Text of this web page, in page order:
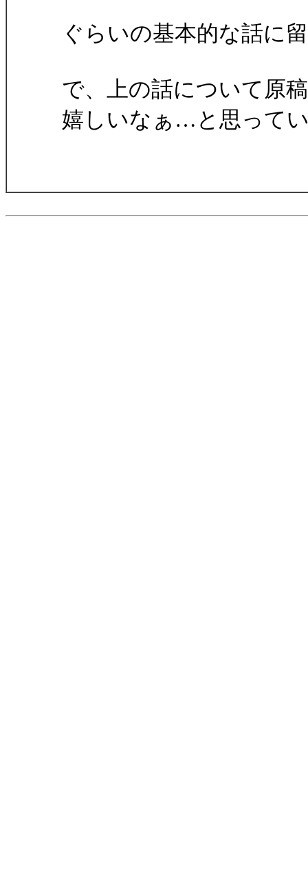
ぐらいの基本的な話に
で、上の話について原
嬉しいなぁ…と思って